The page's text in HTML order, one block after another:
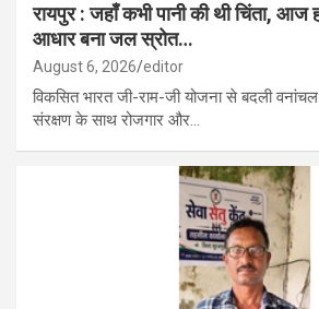
रायपुर : जहाँ कभी पानी की थी चिंता, आज
आधार बना जल स्रोत…
August 6, 2026 editor
विकसित भारत जी-राम-जी योजना से बदली
संरक्षण के साथ रोजगार और…